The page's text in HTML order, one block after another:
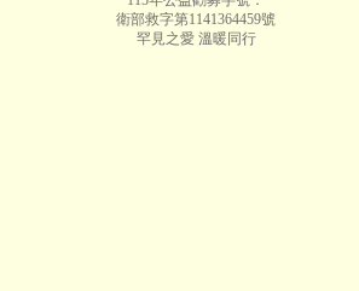
衛部救字第1141364459號
罕見之愛 溫暖同行